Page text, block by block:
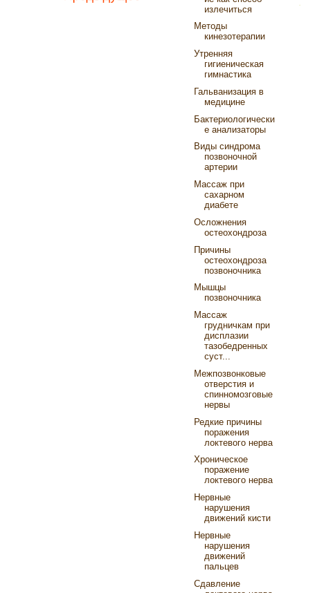
излечиться
Методы
кинезотерапии
Утренняя
гигиеническая
гимнастика
Гальванизация в
медицине
Бактериологически
е анализаторы
Виды синдрома
позвоночной
артерии
Массаж при
сахарном
диабете
Осложнения
остеохондроза
Причины
остеохондроза
позвоночника
Мышцы
позвоночника
Массаж
грудничкам при
дисплазии
тазобедренных
суст...
Межпозвонковые
отверстия и
спинномозговые
нервы
Редкие причины
поражения
локтевого нерва
Хроническое
поражение
локтевого нерва
Нервные
нарушения
движений кисти
Нервные
нарушения
движений
пальцев
Сдавление